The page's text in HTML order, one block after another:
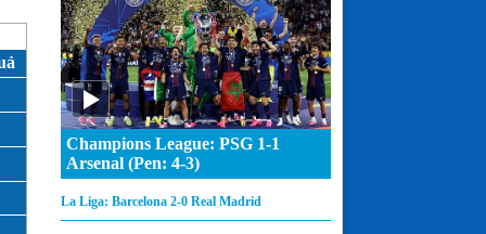
Champions League: PSG 1-1
Arsenal (Pen: 4-3)
La Liga: Barcelona 2-0 Real Madrid